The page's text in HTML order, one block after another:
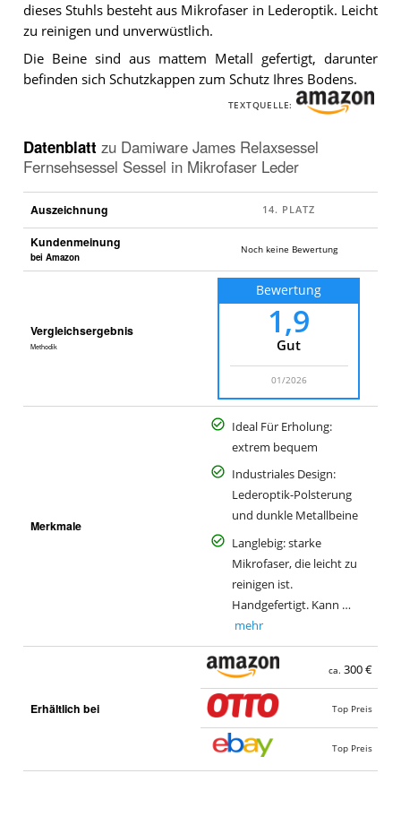
dieses Stuhls besteht aus Mikrofaser in Lederoptik. Leicht
zu reinigen und unverwüstlich.
Die Beine sind aus mattem Metall gefertigt, darunter
befinden sich Schutzkappen zum Schutz Ihres Bodens.
TEXTQUELLE:
Datenblatt zu Damiware James Relaxsessel
Fernsehsessel Sessel in Mikrofaser Leder
Auszeichnung
Kundenmeinung
bei Amazon
Noch keine Bewertung
Vergleichsergebnis
Methodik
Bewertung
1,9
Gut
01/2026
Merkmale
Ideal Für Erholung:
extrem bequem
Industriales Design:
Lederoptik-Polsterung
und dunkle Metallbeine
Langlebig: starke
Mikrofaser, die leicht zu
reinigen ist.
Handgefertigt. Kann …
mehr
Erhältlich bei
ca. 300 €
Top Preis
Top Preis